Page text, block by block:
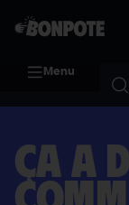
Menu
Ça a